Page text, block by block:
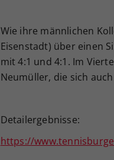
Wie ihre männlichen
Eisenstadt) über einen
mit 4:1 und 4:1. Im
Neumüller, die sich
Detailergebnisse:
https://